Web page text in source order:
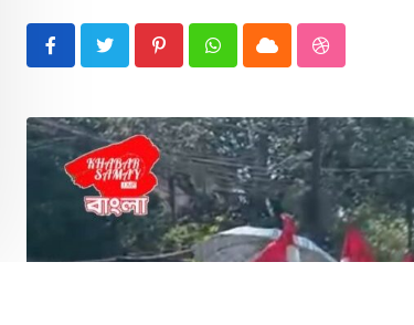
PinterestWhatsappCloud StumbleUpon